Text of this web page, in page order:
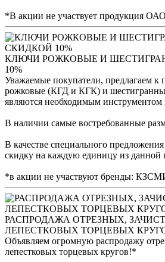
*В акции не участвует продукция
КЛЮЧИ РОЖКОВЫЕ И
10%
Уважаемые покупатели, предлагаем к
рожковые (КГД и КГК) и
являются необходимым
В наличии самые востребованные
В качестве специального
скидку на каждую единицу из данной
*в акции не участвуют бренды:
РАСПРОДАЖА ОТРЕЗНЫХ,
ЛЕПЕСТКОВЫХ ТОРЦЕВЫХ
Объявляем огромную распродажу
лепестковых торцевых кругов!*